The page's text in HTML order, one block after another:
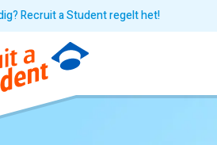
Recruit a Student regelt het!